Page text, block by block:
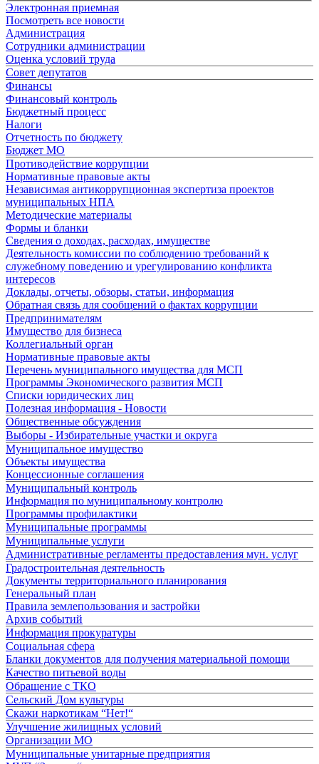
Электронная приемная
Посмотреть все новости
Администрация
Сотрудники администрации
Оценка условий труда
Совет депутатов
Финансы
Финансовый контроль
Бюджетный процесс
Налоги
Отчетность по бюджету
Бюджет МО
Противодействие коррупции
Нормативные правовые акты
Независимая антикоррупционная экспертиза проектов
муниципальных НПА
Методические материалы
Формы и бланки
Сведения о доходах, расходах, имуществе
Деятельность комиссии по соблюдению требований к
служебному поведению и урегулированию конфликта
интересов
Доклады, отчеты, обзоры, статьи, информация
Обратная связь для сообщений о фактах коррупции
Предпринимателям
Имущество для бизнеса
Коллегиальный орган
Нормативные правовые акты
Перечень муниципального имущества для МСП
Программы Экономического развития МСП
Списки юридических лиц
Полезная информация - Новости
Общественные обсуждения
Выборы - Избирательные участки и округа
Муниципальное имущество
Объекты имущества
Концессионные соглашения
Муниципальный контроль
Информация по муниципальному контролю
Программы профилактики
Муниципальные программы
Муниципальные услуги
Административные регламенты предоставления мун. услуг
Градостроительная деятельность
Документы территориального планирования
Генеральный план
Правила землепользования и застройки
Архив событий
Информация прокуратуры
Социальная сфера
Бланки документов для получения материальной помощи
Качество питьевой воды
Обращение с ТКО
Сельский Дом культуры
Скажи наркотикам “Нет!“
Улучшение жилищных условий
Организации МО
Муниципальные унитарные предприятия